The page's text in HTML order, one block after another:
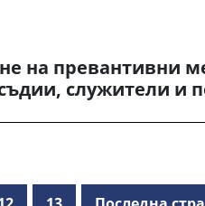
на превантивни
служители и